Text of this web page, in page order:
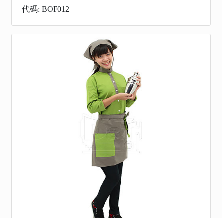
代碼: BOF012